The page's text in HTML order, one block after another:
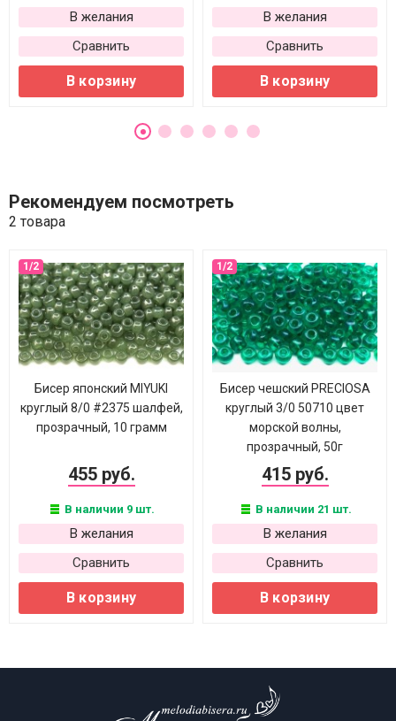
В желания
Сравнить
В корзину
В желания
Сравнить
В корзину
Рекомендуем посмотреть
2 товара
Бисер японский MIYUKI
круглый 8/0 #2375 шалфей,
прозрачный, 10 грамм
455 руб.
В наличии 9 шт.
В желания
Сравнить
В корзину
Бисер чешский PRECIOSA
круглый 3/0 50710 цвет
морской волны,
прозрачный, 50г
415 руб.
В наличии 21 шт.
В желания
Сравнить
В корзину